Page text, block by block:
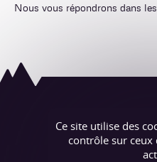
Nous vous répondrons dans
Ce site utilise des
contrôle sur ceux